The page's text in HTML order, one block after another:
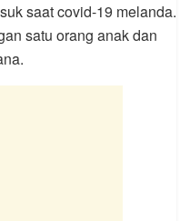
saat covid-19 melanda.
satu orang anak dan